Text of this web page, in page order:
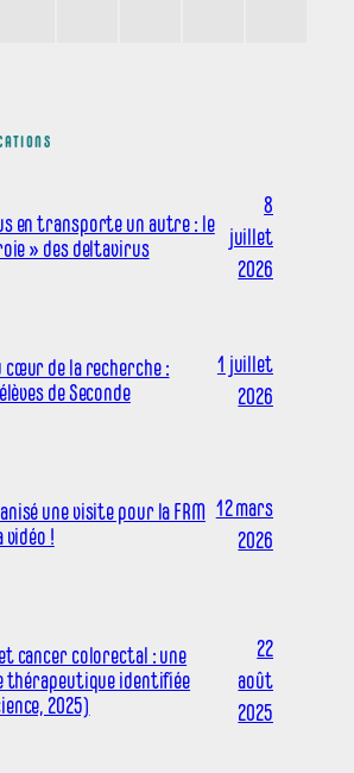
en transporte un autre : le
» des deltavirus
8
juillet
2026
cœur de la recherche :
de Seconde
1 juillet
2026
une visite pour la FRM
vidéo !
12 mars
2026
cancer colorectal : une
thérapeutique identifiée
2025)
22
août
2025